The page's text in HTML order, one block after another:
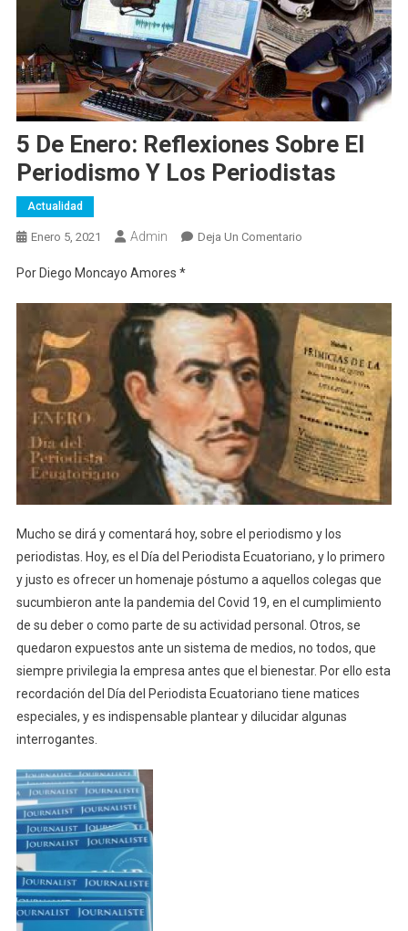
5 De Enero: Reflexiones Sobre El
Periodismo Y Los Periodistas
Actualidad
Enero 5, 2021 Admin Deja Un ComentarioEn
Reflexiones
Sobre
El
Periodismo
Y
Los
Periodistas
Por Diego Moncayo Amores *
Mucho se dirá y comentará hoy, sobre el periodismo y los
periodistas. Hoy, es el Día del Periodista Ecuatoriano, y lo primero
y justo es ofrecer un homenaje póstumo a aquellos colegas que
sucumbieron ante la pandemia del Covid 19, en el cumplimiento
de su deber o como parte de su actividad personal. Otros, se
quedaron expuestos ante un sistema de medios, no todos, que
siempre privilegia la empresa antes que el bienestar. Por ello esta
recordación del Día del Periodista Ecuatoriano tiene matices
especiales, y es indispensable plantear y dilucidar algunas
interrogantes.